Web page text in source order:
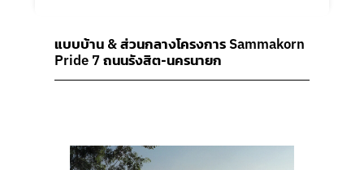
แบบบ้าน & ส่วนกลางโครงการ Sammakorn
Pride 7 ถนนรังสิต-นครนายก